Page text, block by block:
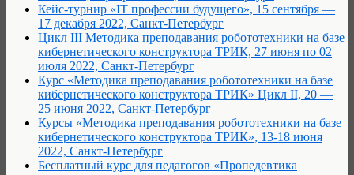
Кейс-турнир «IT профессии будущего», 15 сентября —
17 декабря 2022, Санкт-Петербург
Цикл III Методика преподавания робототехники на базе
кибернетического конструктора ТРИК, 27 июня по 02
июля 2022, Санкт-Петербург
Курс «Методика преподавания робототехники на базе
кибернетического конструктора ТРИК» Цикл II, 20 —
25 июня 2022, Санкт-Петербург
Курсы «Методика преподавания робототехники на базе
кибернетического конструктора ТРИК», 13-18 июня
2022, Санкт-Петербург
Бесплатный курс для педагогов «Пропедевтика